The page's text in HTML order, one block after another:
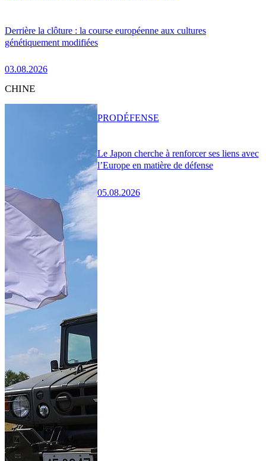
Derrière la clôture : la course européenne aux cultures
génétiquement modifiées
03.08.2026
CHINE
Le Japon cherche à renforcer ses liens avec
l’Europe en matière de défense
05.08.2026
PRODÉFENSE